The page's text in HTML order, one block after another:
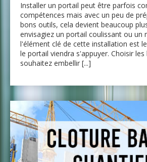
Installer un portail peut être parfois
compétences mais avec un peu de
bons outils, cela devient beaucoup
envisagiez un portail coulissant ou un
l'élément clé de cette installation est
le portail viendra s'appuyer. Choisir les
souhaitez embellir [...]